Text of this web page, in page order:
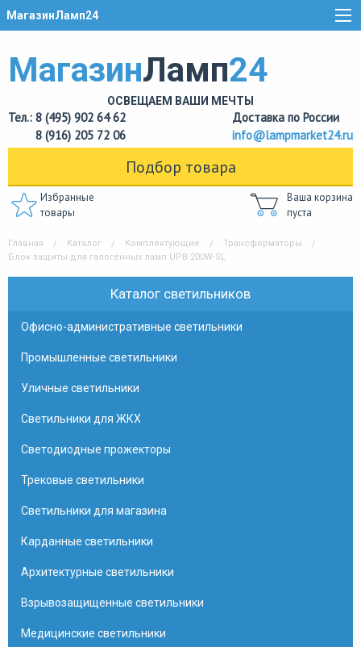
МагазинЛамп24
МагазинЛамп24
ОСВЕЩАЕМ ВАШИ МЕЧТЫ
Тел.: 8 (495) 902 64 62
8 (916) 205 72 06
Доставка по России
info@lampmarket24.ru
Подбор товара
Избранные
товары
Ваша корзина
пуста
Главная Каталог Комплектующие
Трансформаторы
Блок защиты для галогенных ламп UPB-200W-SL
Каталог светильников
Офисно-административные светильники
Промышленные светильники
Уличные светильники
Светильники для ЖКХ
Светодиодные прожекторы
Трековые светильники
Светильники для магазина
Карданные светильники
Архитектурные светильники
Взрывозащищенные светильники
Медицинские светильники